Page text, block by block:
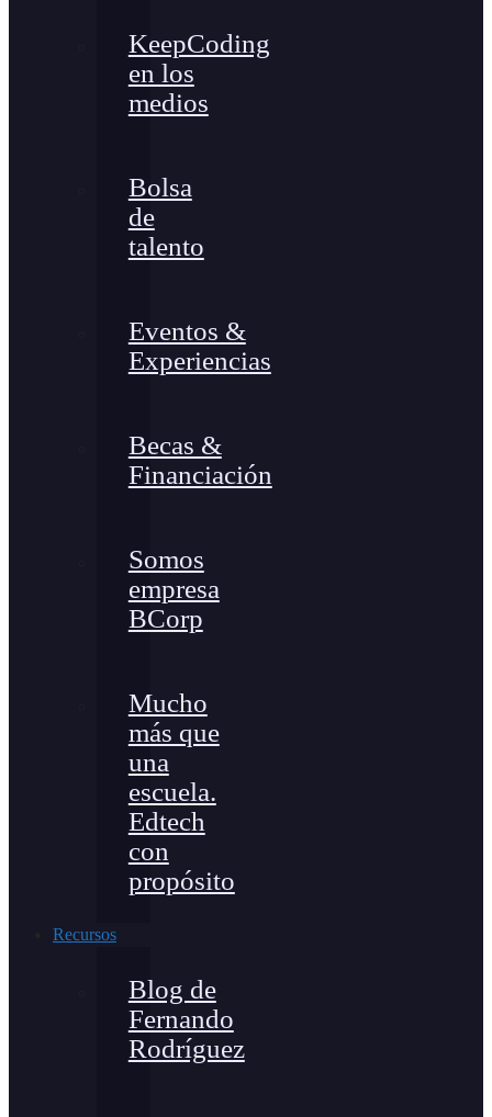
KeepCoding
en los
medios
Bolsa
de
talento
Eventos &
Experiencias
Becas &
Financiación
Somos
empresa
BCorp
Mucho
más que
una
escuela.
Edtech
con
propósito
Recursos
Blog de
Fernando
Rodríguez